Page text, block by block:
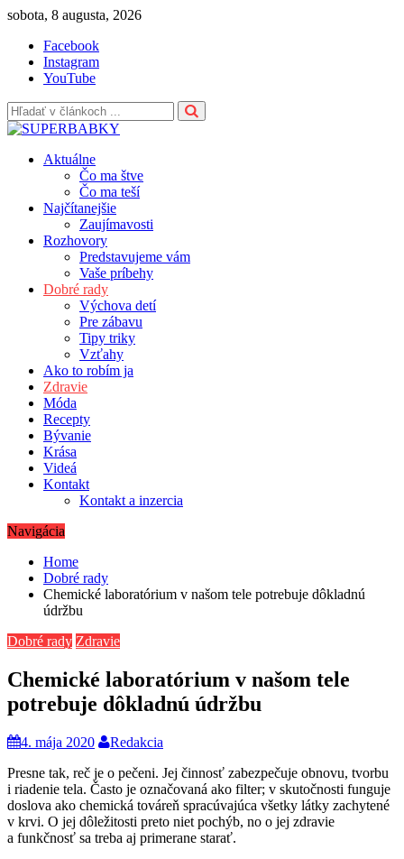
Skip
content
sobota, 8 augusta, 2026
Facebook
Instagram
YouTube
Aktuálne
Čo ma štve
Čo ma teší
Najčítanejšie
Zaujímavosti
Rozhovory
Predstavujeme vám
Vaše príbehy
Dobré rady
Výchova detí
Pre zábavu
Tipy triky
Vzťahy
Ako to robím ja
Zdravie
Móda
Recepty
Bývanie
Krása
Videá
Kontakt
Kontakt a inzercia
Navigácia
Home
Dobré rady
Chemické laboratórium v našom tele potrebuje dôkladnú
údržbu
Dobré rady Zdravie
Chemické laboratórium v našom tele
potrebuje dôkladnú údržbu
4. mája 2020
Redakcia
Presne tak, reč je o pečeni. Jej činnosť zabezpečuje obnovu, tvorbu
i riadenie tela. Často je označovaná ako filter; v skutočnosti funguje
doslova ako chemická továreň spracúvajúca všetky látky zachytené
v krvi. O jej dôležitosti preto niet pochýb, no o jej zdravie
a funkčnosť sa treba aj primerane starať.